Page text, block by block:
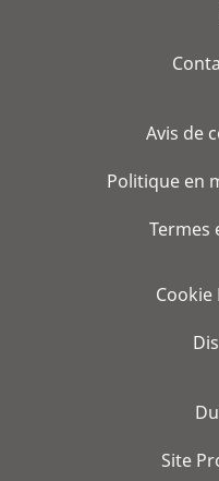
Avis de
Politique en
Termes
Cookie
Site